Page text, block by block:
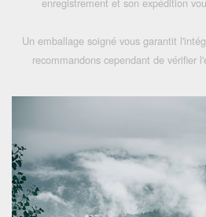
Un emballage soigné vous garantit
recommandons cependant de vérifier